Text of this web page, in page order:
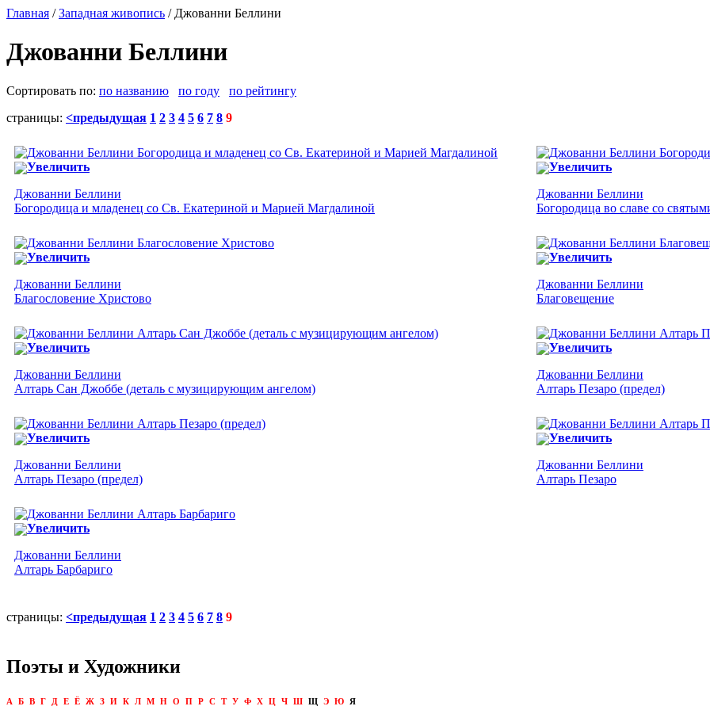
Главная /Западная живопись / Джованни Беллини
Джованни Беллини
Сортировать по: по названию по году
по рейтингу
страницы: <предыдущая 1 2 3 4 5 6 7 8 9
Увеличить
Джованни Беллини
Богородица и младенец со Св. Екатериной и Марией Магдалиной
Увеличить
Джованни Беллини
Богородица во славе со
Увеличить
Джованни Беллини
Благословение Христово
Увеличить
Джованни Беллини
Благовещение
Увеличить
Джованни Беллини
Алтарь Сан Джоббе (деталь с музицирующим ангелом)
Увеличить
Джованни Беллини
Алтарь Пезаро (предел)
Увеличить
Джованни Беллини
Алтарь Пезаро (предел)
Увеличить
Джованни Беллини
Алтарь Пезаро
Увеличить
Джованни Беллини
Алтарь Барбариго
страницы: <предыдущая 1 2 3 4 5 6 7 8 9
Поэты и Художники
А Б В Г Д Е Ё Ж З И К Л М Н О П Р С Т У Ф Х Ц Ч Ш Щ Э Ю Я